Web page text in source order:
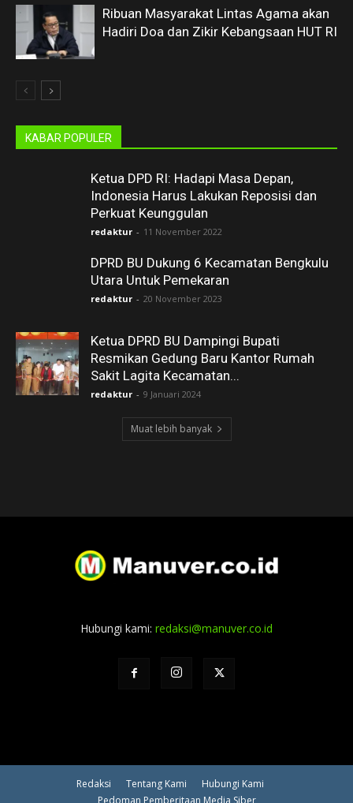
Ribuan Masyarakat Lintas Agama akan
Hadiri Doa dan Zikir Kebangsaan HUT RI
KABAR POPULER
Ketua DPD RI: Hadapi Masa Depan,
Indonesia Harus Lakukan Reposisi dan
Perkuat Keunggulan
redaktur - 11 November 2022
DPRD BU Dukung 6 Kecamatan Bengkulu
Utara Untuk Pemekaran
redaktur - 20 November 2023
Ketua DPRD BU Dampingi Bupati
Resmikan Gedung Baru Kantor Rumah
Sakit Lagita Kecamatan...
redaktur - 9 Januari 2024
Muat lebih banyak
Hubungi kami: redaksi@manuver.co.id
Redaksi Tentang Kami
Hubungi Kami